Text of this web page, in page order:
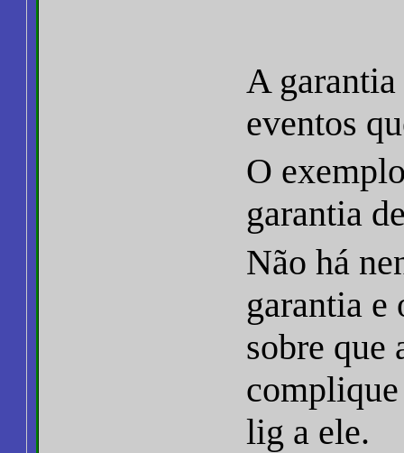
A garantia
eventos
O
garantia
Não há
garantia e
sobre que
lig a ele.